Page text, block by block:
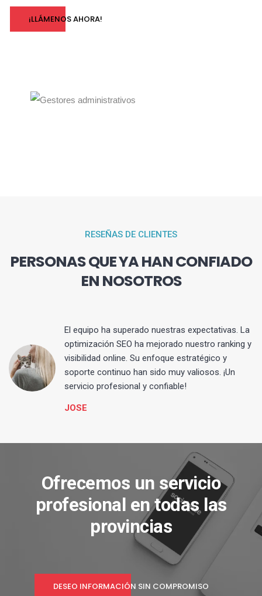
¡LLÁMENOS AHORA!
RESEÑAS DE CLIENTES
PERSONAS QUE YA HAN CONFIADO
EN NOSOTROS
El equipo ha superado nuestras expectativas. La
optimización SEO ha mejorado nuestro ranking y
visibilidad online. Su enfoque estratégico y
soporte continuo han sido muy valiosos. ¡Un
servicio profesional y confiable!
JOSE
Ofrecemos un servicio
profesional en todas las
provincias
DESEO INFORMACIÓN SIN COMPROMISO